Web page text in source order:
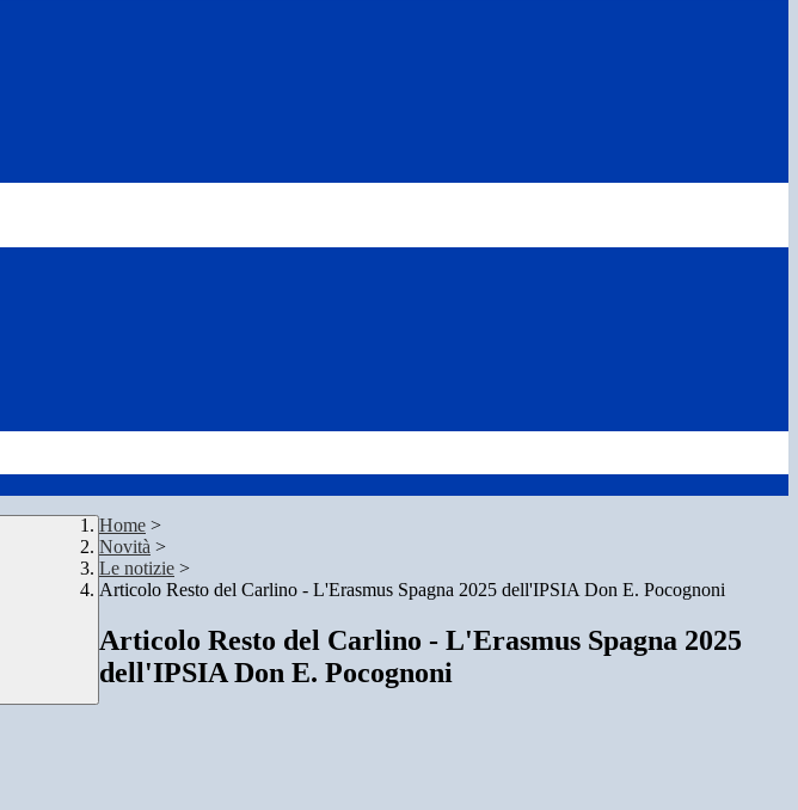
Home >
Novità >
Le notizie >
Articolo Resto del Carlino - L'Erasmus Spagna 2025 dell'IPSIA Don E. Pocognoni
Articolo Resto del Carlino - L'Erasmus Spagna 2025
dell'IPSIA Don E. Pocognoni